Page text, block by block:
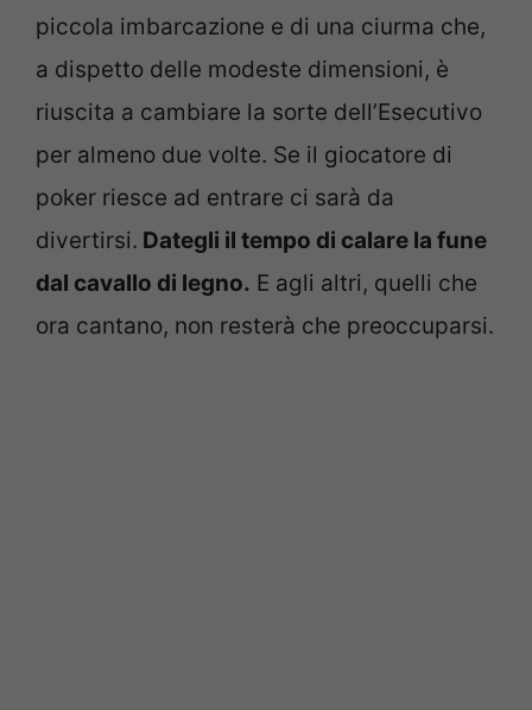
piccola imbarcazione e di una ciurma che,
a dispetto delle modeste dimensioni, è
riuscita a cambiare la sorte dell’Esecutivo
per almeno due volte. Se il giocatore di
poker riesce ad entrare ci sarà da
divertirsi. Dategli il tempo di calare la fune
dal cavallo di legno. E agli altri, quelli che
ora cantano, non resterà che preoccuparsi.